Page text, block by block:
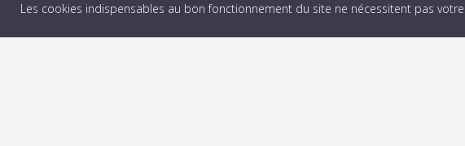
Les cookies indispensables au bon fonctionnement du site ne nécessitent pas